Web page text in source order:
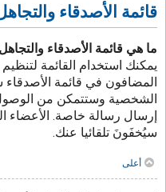
قائمة الأصدقاء
ما هي قائمة الأصدقاء
يمكنك استخدام القائمة
المضافون في قائمة
الشخصية وستتمكن من الوصول
إرسال رسالة خاصة. الأعضاء
سيُخفَونَ تلقائيا عنك.
أعلى